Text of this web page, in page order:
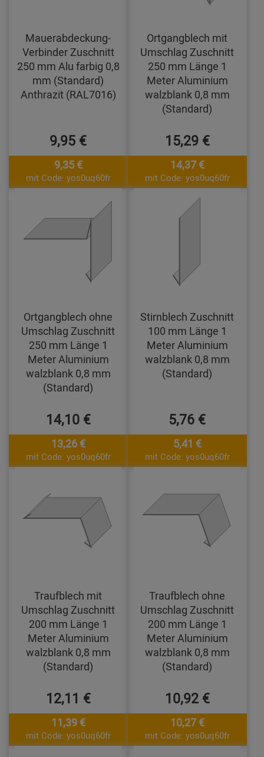
Mauerabdeckung-
Verbinder Zuschnitt
250 mm Alu farbig 0,8
mm (Standard)
Anthrazit (RAL7016)
9,95 €
9,35 €
mit Code: yos0uq60fr
Ortgangblech mit
Umschlag Zuschnitt
250 mm Länge 1
Meter Aluminium
walzblank 0,8 mm
(Standard)
15,29 €
14,37 €
mit Code: yos0uq60fr
Ortgangblech ohne
Umschlag Zuschnitt
250 mm Länge 1
Meter Aluminium
walzblank 0,8 mm
(Standard)
14,10 €
13,26 €
mit Code: yos0uq60fr
Stirnblech Zuschnitt
100 mm Länge 1
Meter Aluminium
walzblank 0,8 mm
(Standard)
5,76 €
5,41 €
mit Code: yos0uq60fr
Traufblech mit
Umschlag Zuschnitt
200 mm Länge 1
Meter Aluminium
walzblank 0,8 mm
(Standard)
12,11 €
11,39 €
mit Code: yos0uq60fr
Traufblech ohne
Umschlag Zuschnitt
200 mm Länge 1
Meter Aluminium
walzblank 0,8 mm
(Standard)
10,92 €
10,27 €
mit Code: yos0uq60fr